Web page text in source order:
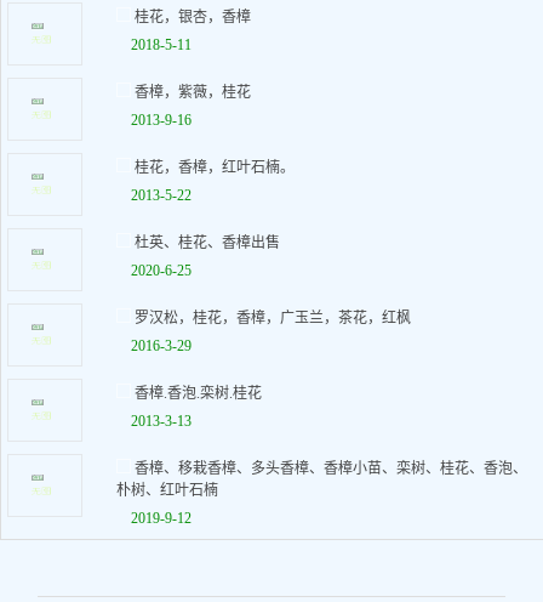
桂花，银杏，香樟
2018-5-11
香樟，紫薇，桂花
2013-9-16
桂花，香樟，红叶石楠。
2013-5-22
杜英、桂花、香樟出售
2020-6-25
罗汉松，桂花，香樟，广玉兰，茶花，红枫
2016-3-29
香樟.香泡.栾树.桂花
2013-3-13
香樟、移栽香樟、多头香樟、香樟小苗、栾树、桂花、香泡、
朴树、红叶石楠
2019-9-12